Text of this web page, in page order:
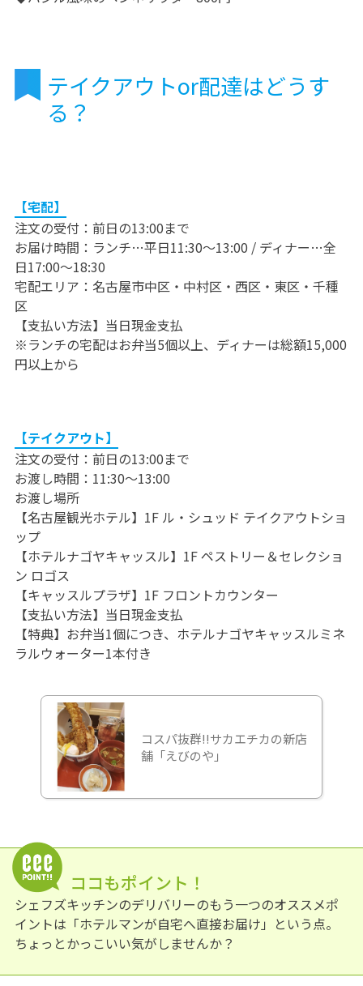
テイクアウトor配達はどうす
る？
【宅配】
注文の受付：前日の13:00まで
お届け時間：ランチ…平日11:30～13:00 / ディナー…全
日17:00～18:30
宅配エリア：名古屋市中区・中村区・西区・東区・千種
区
【支払い方法】当日現金支払
※ランチの宅配はお弁当5個以上、ディナーは総額15,000
円以上から
【テイクアウト】
注文の受付：前日の13:00まで
お渡し時間：11:30～13:00
お渡し場所
【名古屋観光ホテル】1F ル・シュッド テイクアウトショ
ップ
【ホテルナゴヤキャッスル】1F ペストリー＆セレクショ
ン ロゴス
【キャッスルプラザ】1F フロントカウンター
【支払い方法】当日現金支払
【特典】お弁当1個につき、ホテルナゴヤキャッスルミネ
ラルウォーター1本付き
コスパ抜群!!サカエチカの新店
舗「えびのや」
ココもポイント！
シェフズキッチンのデリバリーのもう一つのオススメポ
イントは「ホテルマンが自宅へ直接お届け」という点。
ちょっとかっこいい気がしませんか？